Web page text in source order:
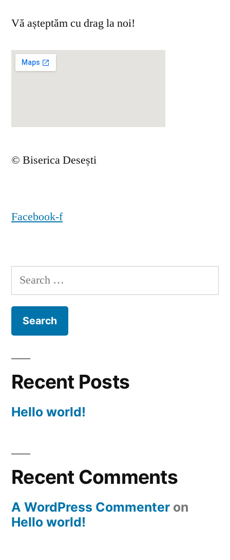
Vă așteptăm cu drag la noi!
© Biserica Desești
Facebook-f
Search
for:
Recent Posts
Hello world!
Recent Comments
A WordPress Commenter on
Hello world!